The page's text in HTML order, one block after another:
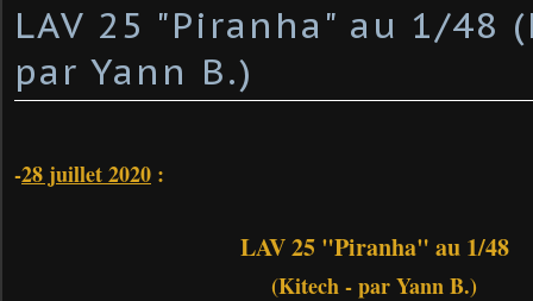
LAV 25 "Piranha" au 1/48
par Yann B.)
-28 juillet 2020 :
LAV 25 "Piranha" au 1/48
(Kitech - par Yann B.)